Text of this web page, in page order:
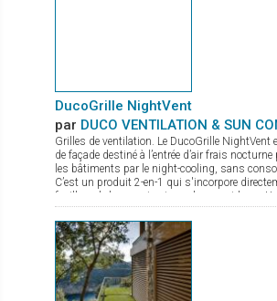
sécurité à pompe (levage unitaire 140 kg).
en option, c’est aussi une grue mobile sur
DucoGrille NightVent
par DUCO VENTILATION & SUN
Grilles de ventilation. Le DucoGrille NightVent
de façade destiné à l’entrée d’air frais
les bâtiments par le night-cooling, sans
C’est un produit 2-en-1 qui s'incorpore
feuillure de la menuiserie ou du mur-rideau :
extérieure qui protège de la pluie, des
de nuisibles, et de l’effraction Un volet intérieur
l’esthétique épurée, sans charnières
bon coefficient U (± 1,5 suivant les
parfaite isolation thermique (et acoustique)